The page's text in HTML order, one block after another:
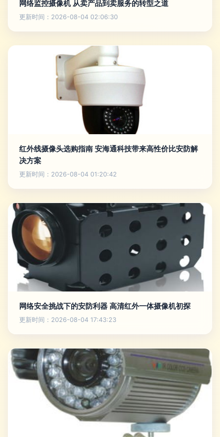
网络监控摄像机 从卖产品到卖服务的转型之道
更新时间：2026-08-04 02:06:30
红外线摄像头选购指南 安海通科技带来高性价比安防解
决方案
更新时间：2026-08-04 01:20:42
网络安全挑战下的安防利器 高清红外一体摄像机初探
更新时间：2026-08-04 17:43:23